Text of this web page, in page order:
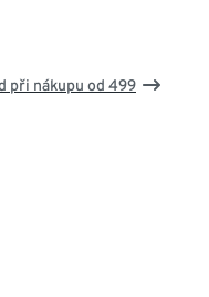
při nákupu od 499